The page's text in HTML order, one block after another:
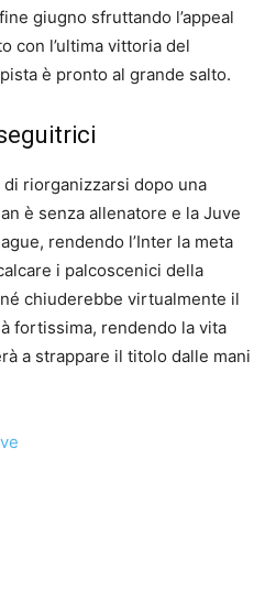
giugno sfruttando l’appeal
con l’ultima vittoria del
è pronto al grande salto.
riorganizzarsi dopo una
è senza allenatore e la Juve
rendendo l’Inter la meta
i palcoscenici della
chiuderebbe virtualmente il
fortissima, rendendo la vita
a strappare il titolo dalle mani